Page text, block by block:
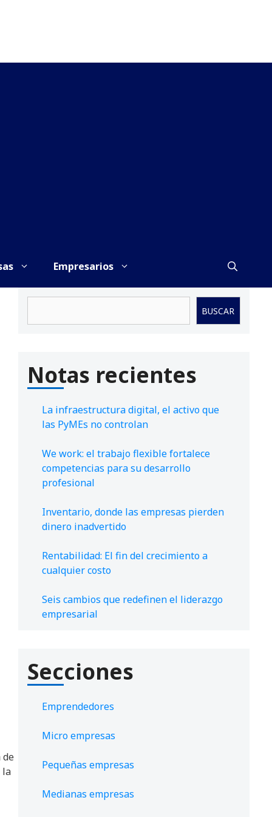
Empresarios
de
la
BUSCAR
Notas recientes
La infraestructura digital, el activo que
las PyMEs no controlan
We work: el trabajo flexible fortalece
competencias para su desarrollo
profesional
Inventario, donde las empresas pierden
dinero inadvertido
Rentabilidad: El fin del crecimiento a
cualquier costo
Seis cambios que redefinen el liderazgo
empresarial
Secciones
Emprendedores
Micro empresas
Pequeñas empresas
Medianas empresas